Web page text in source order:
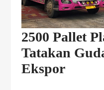
2500 Pallet
Tatakan
Ekspor